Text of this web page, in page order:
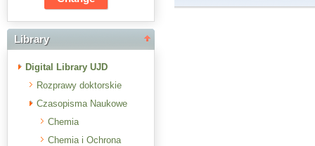
Library
Digital Library UJD
Rozprawy doktorskie
Czasopisma Naukowe
Chemia
Chemia i Ochrona